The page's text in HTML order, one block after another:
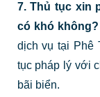
7. Thủ tục xin
có khó không?
dịch vụ tại Phê
tục pháp lý với
bãi biển.